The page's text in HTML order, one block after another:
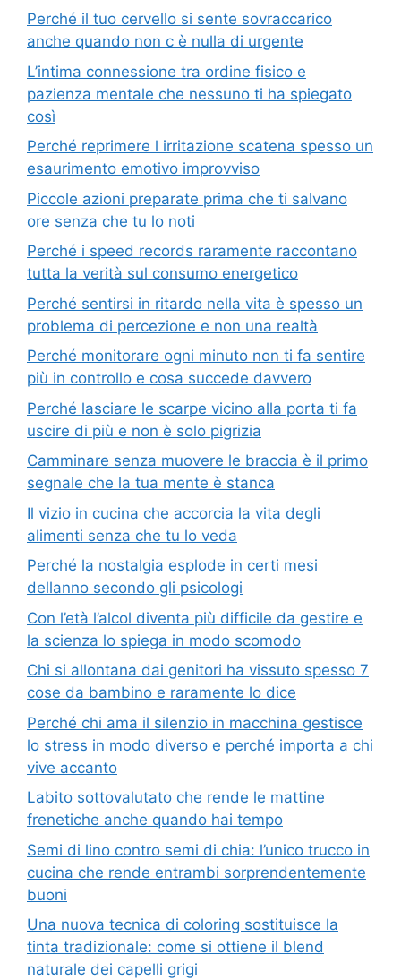
Perché il tuo cervello si sente sovraccarico
anche quando non c è nulla di urgente
L’intima connessione tra ordine fisico e
pazienza mentale che nessuno ti ha spiegato
così
Perché reprimere l irritazione scatena spesso un
esaurimento emotivo improvviso
Piccole azioni preparate prima che ti salvano
ore senza che tu lo noti
Perché i speed records raramente raccontano
tutta la verità sul consumo energetico
Perché sentirsi in ritardo nella vita è spesso un
problema di percezione e non una realtà
Perché monitorare ogni minuto non ti fa sentire
più in controllo e cosa succede davvero
Perché lasciare le scarpe vicino alla porta ti fa
uscire di più e non è solo pigrizia
Camminare senza muovere le braccia è il primo
segnale che la tua mente è stanca
Il vizio in cucina che accorcia la vita degli
alimenti senza che tu lo veda
Perché la nostalgia esplode in certi mesi
dellanno secondo gli psicologi
Con l’età l’alcol diventa più difficile da gestire e
la scienza lo spiega in modo scomodo
Chi si allontana dai genitori ha vissuto spesso 7
cose da bambino e raramente lo dice
Perché chi ama il silenzio in macchina gestisce
lo stress in modo diverso e perché importa a chi
vive accanto
Labito sottovalutato che rende le mattine
frenetiche anche quando hai tempo
Semi di lino contro semi di chia: l’unico trucco in
cucina che rende entrambi sorprendentemente
buoni
Una nuova tecnica di coloring sostituisce la
tinta tradizionale: come si ottiene il blend
naturale dei capelli grigi